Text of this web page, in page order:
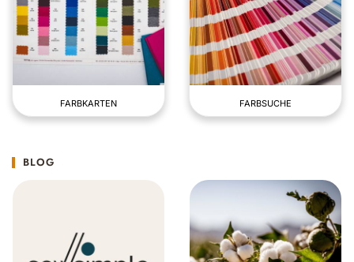
FARBKARTEN FARBSUCHE
BLOG